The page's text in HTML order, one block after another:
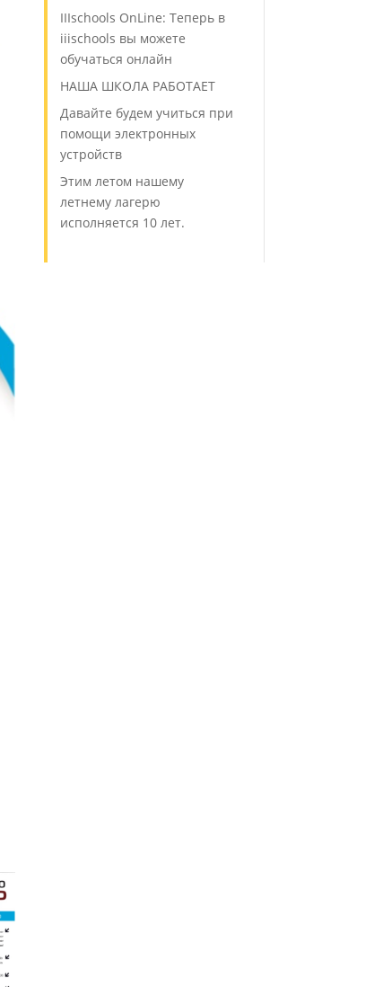
IIIschools OnLine: Теперь в
iiischools вы можете
обучаться онлайн
НАША ШКОЛА РАБОТАЕТ
Давайте будем учиться при
помощи электронных
устройств
Этим летом нашему
летнему лагерю
исполняется 10 лет.